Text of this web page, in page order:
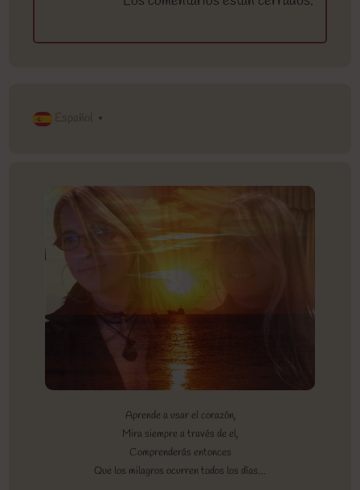
Español ▼
Aprende a usar el corazón,
Mira siempre a través de el,
Comprenderás entonces
Que los milagros ocurren todos los días…